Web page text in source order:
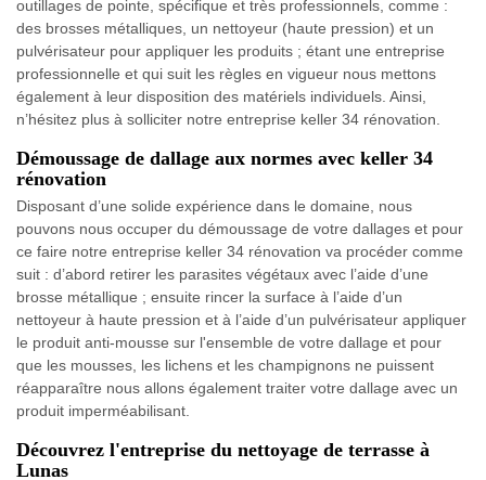
outillages de pointe, spécifique et très professionnels, comme :
des brosses métalliques, un nettoyeur (haute pression) et un
pulvérisateur pour appliquer les produits ; étant une entreprise
professionnelle et qui suit les règles en vigueur nous mettons
également à leur disposition des matériels individuels. Ainsi,
n’hésitez plus à solliciter notre entreprise keller 34 rénovation.
Démoussage de dallage aux normes avec keller 34
rénovation
Disposant d’une solide expérience dans le domaine, nous
pouvons nous occuper du démoussage de votre dallages et pour
ce faire notre entreprise keller 34 rénovation va procéder comme
suit : d’abord retirer les parasites végétaux avec l’aide d’une
brosse métallique ; ensuite rincer la surface à l’aide d’un
nettoyeur à haute pression et à l’aide d’un pulvérisateur appliquer
le produit anti-mousse sur l'ensemble de votre dallage et pour
que les mousses, les lichens et les champignons ne puissent
réapparaître nous allons également traiter votre dallage avec un
produit imperméabilisant.
Découvrez l'entreprise du nettoyage de terrasse à
Lunas